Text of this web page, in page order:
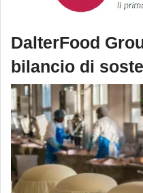
DalterFood
bilancio di